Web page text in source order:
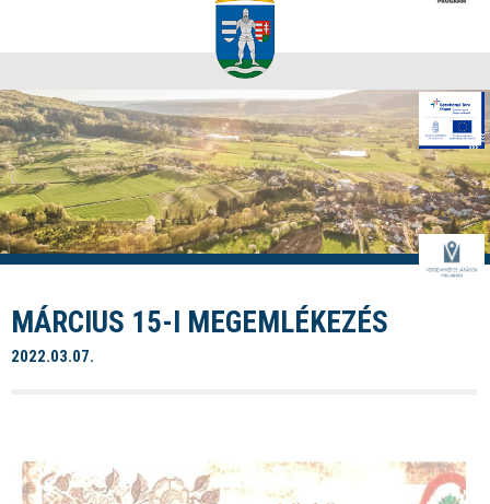
MÁRCIUS 15-I MEGEMLÉKEZÉS
2022.03.07.